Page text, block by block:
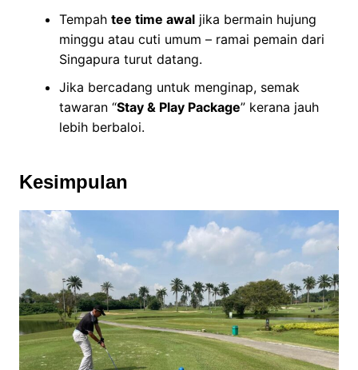
Tempah tee time awaljika bermain hujung
minggu atau cuti umum – ramai pemain dari
Singapura turut datang.
Jika bercadang untuk menginap, semak
tawaran “Stay & Play Package” kerana jauh
lebih berbaloi.
Kesimpulan